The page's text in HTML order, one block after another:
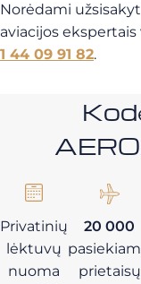
Norėdami
aviacijos
1 44 09 91 82.
Privatinių
lėktuvų
nuoma
20 000
prietaisų